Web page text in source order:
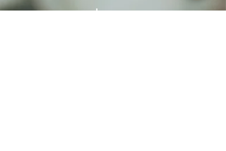
Loures